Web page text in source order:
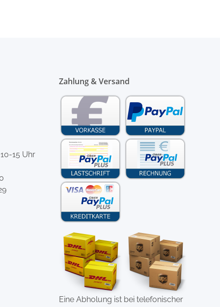
15 Uhr
Zahlung & Versand
Eine Abholung ist bei telefonischer